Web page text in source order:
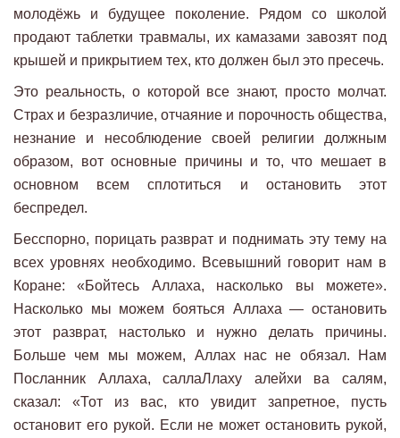
молодёжь и будущее поколение. Рядом со школой
продают таблетки травмалы, их камазами завозят под
крышей и прикрытием тех, кто должен был это пресечь.
Это реальность, о которой все знают, просто молчат.
Страх и безразличие, отчаяние и порочность общества,
незнание и несоблюдение своей религии должным
образом, вот основные причины и то, что мешает в
основном всем сплотиться и остановить этот
беспредел.
Бесспорно, порицать разврат и поднимать эту тему на
всех уровнях необходимо. Всевышний говорит нам в
Коране: «Бойтесь Аллаха, насколько вы можете».
Насколько мы можем бояться Аллаха — остановить
этот разврат, настолько и нужно делать причины.
Больше чем мы можем, Аллах нас не обязал. Нам
Посланник Аллаха, саллаЛлаху алейхи ва салям,
сказал: «Тот из вас, кто увидит запретное, пусть
остановит его рукой. Если не может остановить рукой,